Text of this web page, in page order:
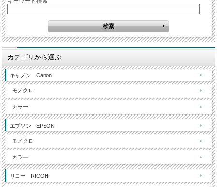
カテゴリから選ぶ
キャノン Canon
モノクロ
カラー
エプソン EPSON
モノクロ
カラー
リコー RICOH